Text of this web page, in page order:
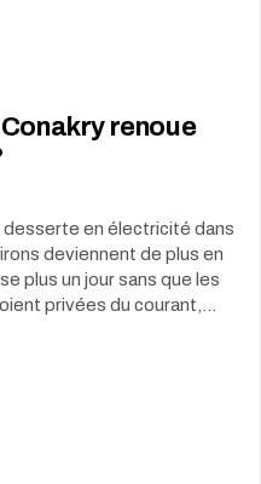
renoue
en électricité dans
deviennent de plus en
plus un jour sans que les
privées du courant,…